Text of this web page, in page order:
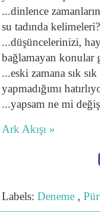
...dinlence
su tadında
...düşüncelerinizi,
bağlamayan konular
...eski zamana sık
yapmadığımı
...yapsam ne mi
Ark Akışı »
Labels: Deneme ,